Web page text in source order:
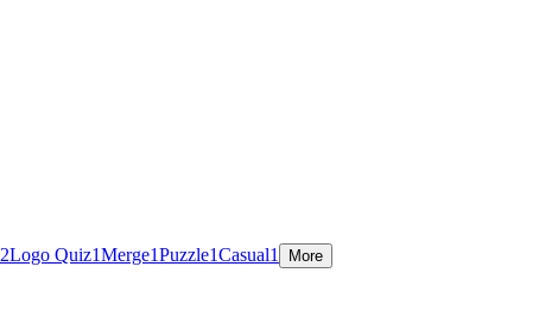
2Logo Quiz1Merge1Puzzle1Casual1 More